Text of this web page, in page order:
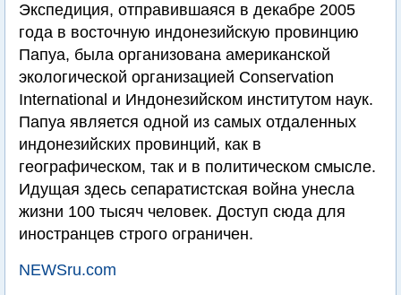
Экспедиция, отправившаяся в декабре 2005
года в восточную индонезийскую провинцию
Папуа, была организована американской
экологической организацией Conservation
International и Индонезийском институтом наук.
Папуа является одной из самых отдаленных
индонезийских провинций, как в
географическом, так и в политическом смысле.
Идущая здесь сепаратистская война унесла
жизни 100 тысяч человек. Доступ сюда для
иностранцев строго ограничен.
NEWSru.com